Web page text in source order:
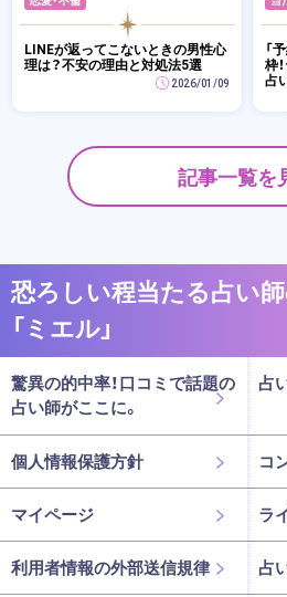
LINEが返ってこないときの男性心
理は？不安の理由と対処法5選
2026/01/09
「
枠
占
記事一覧を
恐ろしい程当たる占い
「ミエル」
驚異の的中率！口コミで話題の
占い師がここに。
占
個人情報保護方針 コ
マイページ ラ
利用者情報の外部送信規律 占